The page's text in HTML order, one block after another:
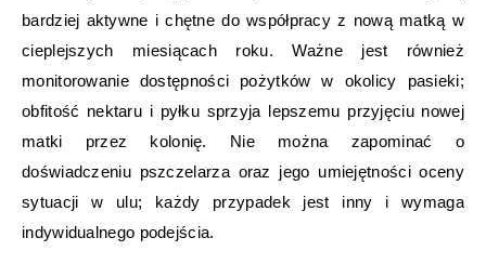
bardziej aktywne i chętne do współpracy z nową matką w
cieplejszych miesiącach roku. Ważne jest również
monitorowanie dostępności pożytków w okolicy pasieki;
obfitość nektaru i pyłku sprzyja lepszemu przyjęciu nowej
matki przez kolonię. Nie można zapominać o
doświadczeniu pszczelarza oraz jego umiejętności oceny
sytuacji w ulu; każdy przypadek jest inny i wymaga
indywidualnego podejścia.